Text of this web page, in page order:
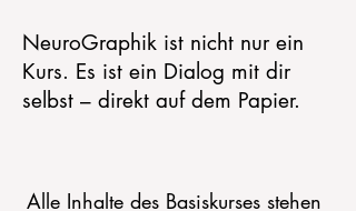
NeuroGraphik ist nicht nur ein
Kurs. Es ist ein Dialog mit dir
selbst – direkt auf dem Papier.
Alle Inhalte des Basiskurses stehen